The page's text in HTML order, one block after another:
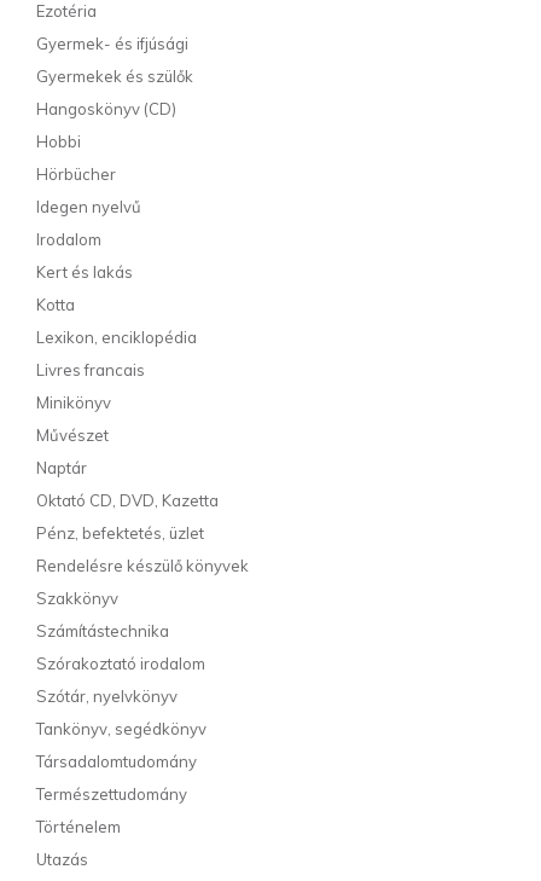
Ezotéria
Gyermek- és ifjúsági
Gyermekek és szülők
Hangoskönyv (CD)
Hobbi
Hörbücher
Idegen nyelvű
Irodalom
Kert és lakás
Kotta
Lexikon, enciklopédia
Livres francais
Minikönyv
Művészet
Naptár
Oktató CD, DVD, Kazetta
Pénz, befektetés, üzlet
Rendelésre készülő könyvek
Szakkönyv
Számítástechnika
Szórakoztató irodalom
Szótár, nyelvkönyv
Tankönyv, segédkönyv
Társadalomtudomány
Természettudomány
Történelem
Utazás